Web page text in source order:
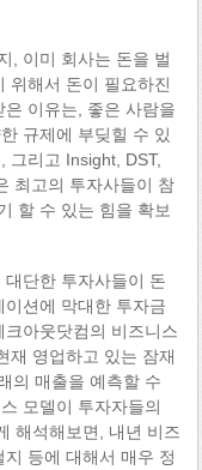
, 이미 회사는 돈을 벌
위해서 돈이 필요하진
이유는, 좋은 사람을
규제에 부딪힐 수 있
그리고 Insight, DST,
최고의 투자사들이 참
할 수 있는 힘을 확보
단한 투자사들이 돈
션에 막대한 투자금
아웃닷컴의 비즈니스
재 영업하고 있는 잠재
의 매출을 예측할 수
모델이 투자자들의
해석해보면, 내년 비즈
등에 대해서 매우 정